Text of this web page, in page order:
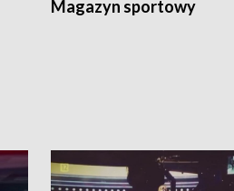
Magazyn sportowy